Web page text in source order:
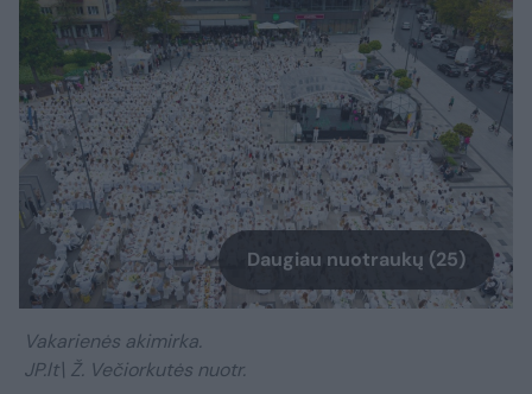
Daugiau nuotraukų (25)
Vakarienės akimirka.
JP.lt\ Ž. Večiorkutės nuotr.